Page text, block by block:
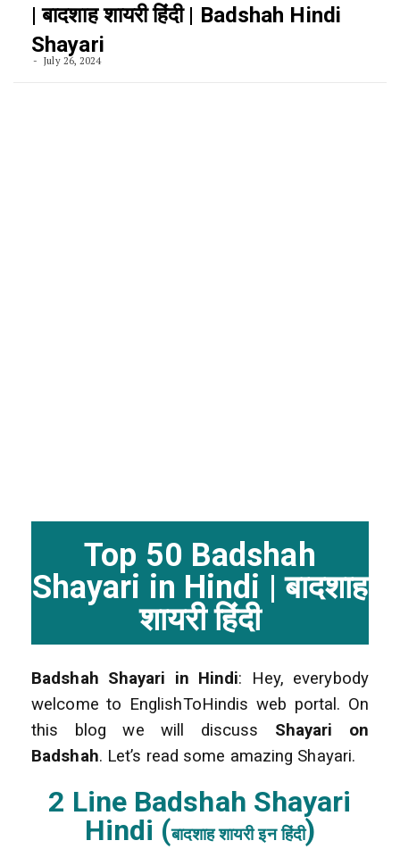
| बादशाह शायरी हिंदी | Badshah Hindi
Shayari
July 26, 2024
Top 50 Badshah
Shayari in Hindi | बादशाह
शायरी हिंदी
Badshah Shayari in Hindi: Hey, everybody
welcome to EnglishToHindis web portal. On
this blog we will discuss Shayari on
Badshah. Let’s read some amazing Shayari.
2 Line Badshah Shayari
Hindi (बादशाह शायरी इन हिंदी)